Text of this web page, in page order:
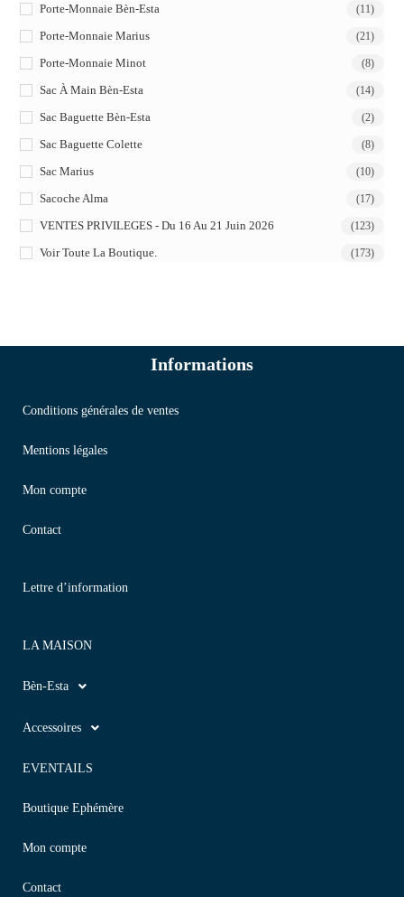
Porte-Monnaie Bèn-Esta (11)
Porte-Monnaie Marius (21)
Porte-Monnaie Minot (8)
Sac À Main Bèn-Esta (14)
Sac Baguette Bèn-Esta (2)
Sac Baguette Colette (8)
Sac Marius (10)
Sacoche Alma (17)
VENTES PRIVILEGES - Du 16 Au 21 Juin 2026 (123)
Voir Toute La Boutique. (173)
Informations
Conditions générales de ventes
Mentions légales
Mon compte
Contact
Lettre d’information
LA MAISON
Bèn-Esta
Accessoires
EVENTAILS
Boutique Ephémère
Mon compte
Contact